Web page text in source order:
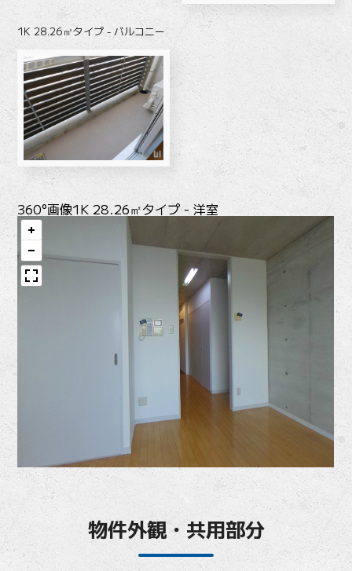
1K 28.26㎡タイプ - バルコニー
360°画像1K 28.26㎡タイプ - 洋室
物件外観・共用部分